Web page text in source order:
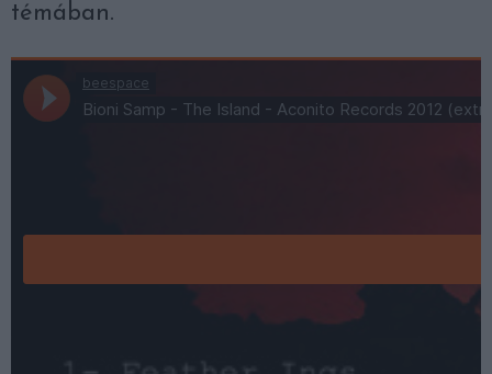
témában.